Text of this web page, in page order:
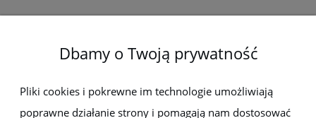
O firmie
Newsletter
Dbamy o Twoją prywatność
Pliki cookies i pokrewne im technologie umożliwiają
poprawne działanie strony i pomagają nam dostosować